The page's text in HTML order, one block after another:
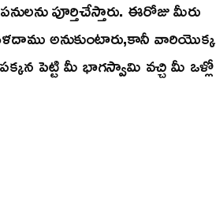
పూర్తిచేస్తారు. ఈరోజు మీరు
అనుకుంటారు,కానీ వారియొక్క
పెట్టి మీ భాగస్వామి వచ్చి మీ ఒళ్లో